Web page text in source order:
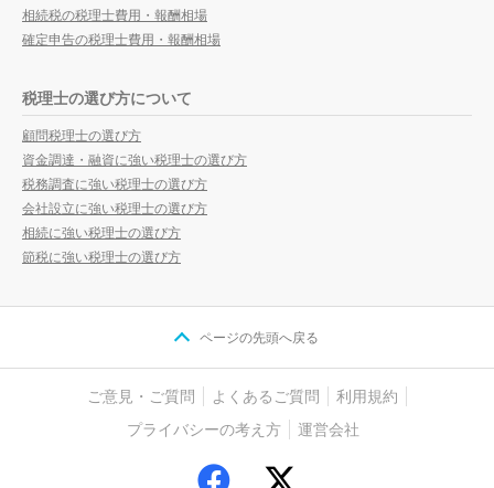
相続税の税理士費用・報酬相場
確定申告の税理士費用・報酬相場
税理士の選び方について
顧問税理士の選び方
資金調達・融資に強い税理士の選び方
税務調査に強い税理士の選び方
会社設立に強い税理士の選び方
相続に強い税理士の選び方
節税に強い税理士の選び方
ページの先頭へ戻る
ご意見・ご質問 よくあるご質問
利用規約
プライバシーの考え方
運営会社